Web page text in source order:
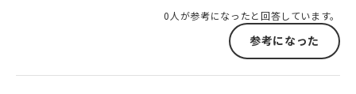
0人が参考になったと回答しています。
参考になった